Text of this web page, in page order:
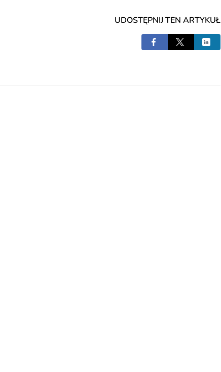
UDOSTĘPNIJ TEN ARTYKUŁ